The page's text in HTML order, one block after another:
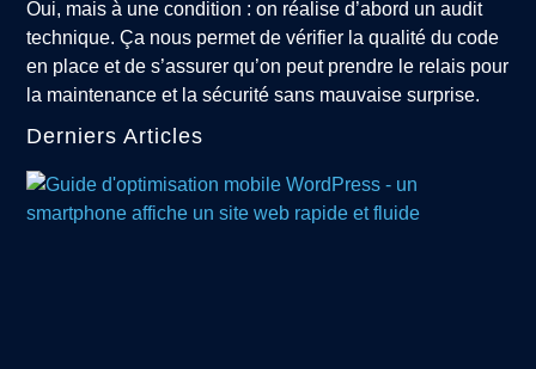
Oui, mais à une condition : on réalise d’abord un audit
technique. Ça nous permet de vérifier la qualité du code
en place et de s’assurer qu’on peut prendre le relais pour
la maintenance et la sécurité sans mauvaise surprise.
Derniers Articles